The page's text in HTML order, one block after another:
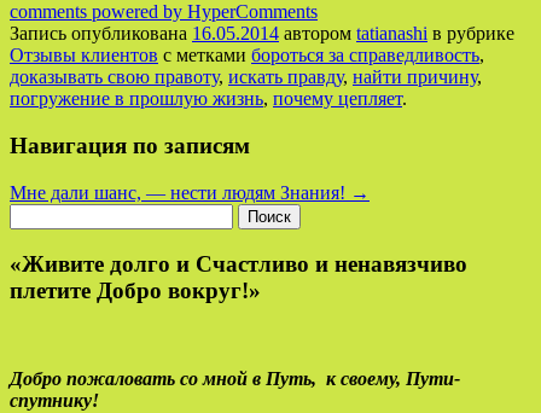
comments powered by HyperComments
Запись опубликована 16.05.2014 автором tatianashi в рубрике
Отзывы клиентов с метками бороться за справедливость,
доказывать свою правоту, искать правду, найти причину,
погружение в прошлую жизнь, почему цепляет.
Навигация по записям
Мне дали шанс, — нести людям Знания! →
«Живите долго и Счастливо и ненавязчиво
плетите Добро вокруг!»
Добро пожаловать со мной в Путь, к своему, Пути-
спутнику!